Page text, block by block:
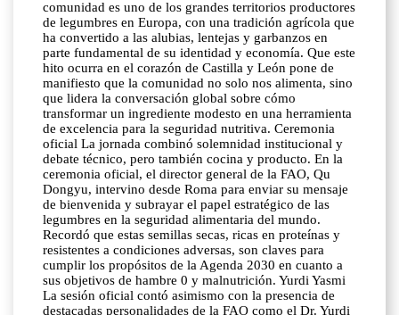
comunidad es uno de los grandes territorios productores
de legumbres en Europa, con una tradición agrícola que
ha convertido a las alubias, lentejas y garbanzos en
parte fundamental de su identidad y economía. Que este
hito ocurra en el corazón de Castilla y León pone de
manifiesto que la comunidad no solo nos alimenta, sino
que lidera la conversación global sobre cómo
transformar un ingrediente modesto en una herramienta
de excelencia para la seguridad nutritiva. Ceremonia
oficial La jornada combinó solemnidad institucional y
debate técnico, pero también cocina y producto. En la
ceremonia oficial, el director general de la FAO, Qu
Dongyu, intervino desde Roma para enviar su mensaje
de bienvenida y subrayar el papel estratégico de las
legumbres en la seguridad alimentaria del mundo.
Recordó que estas semillas secas, ricas en proteínas y
resistentes a condiciones adversas, son claves para
cumplir los propósitos de la Agenda 2030 en cuanto a
sus objetivos de hambre 0 y malnutrición. Yurdi Yasmi
La sesión oficial contó asimismo con la presencia de
destacadas personalidades de la FAO como el Dr. Yurdi